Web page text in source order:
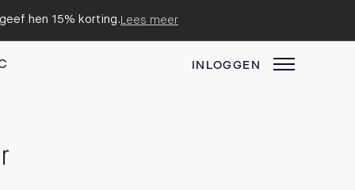
hen 15% korting. Lees meer
INLOGGEN